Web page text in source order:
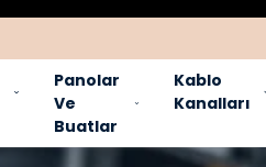
Panolar
Ve
Buatlar
Kablo
Kanalları